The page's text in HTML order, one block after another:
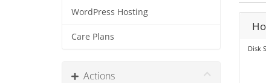
WordPress Hosting
Care Plans
Actions
Disk